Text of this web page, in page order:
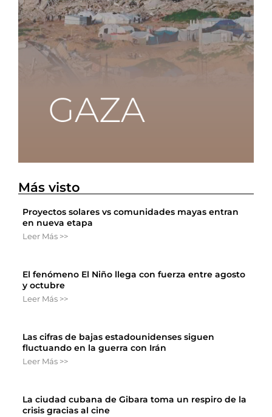
Más visto
Proyectos solares vs comunidades mayas entran
en nueva etapa
Leer Más >>
El fenómeno El Niño llega con fuerza entre agosto
y octubre
Leer Más >>
Las cifras de bajas estadounidenses siguen
fluctuando en la guerra con Irán
Leer Más >>
La ciudad cubana de Gibara toma un respiro de la
crisis gracias al cine